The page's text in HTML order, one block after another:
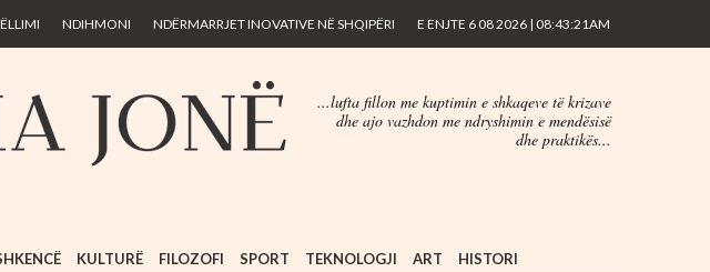
NDIHMONI NDËRMARRJET INOVATIVE NË SHQIPËRI E ENJTE 6 08 2026 | 08:43:21AM
...lufta fillon me kuptimin e shkaqeve të krizave
dhe ajo vazhdon me ndryshimin e mendësisë
dhe praktikës...
KULTURË FILOZOFI SPORT TEKNOLOGJI ART HISTORI